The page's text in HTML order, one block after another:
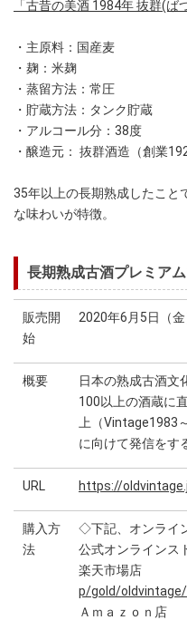
「古昔の美酒 1984年 抜群(
・主原料：国産麦
・麹：米麹
・蒸留方法：常圧
・貯蔵方法：タンク貯蔵
・アルコール分：38度
・醸造元： 抜群酒造（創業
35年以上の長期熟成したこと
な味わいが特徴。
長期熟成古酒プレミア
販売開
始
2020年6月5日（金
概要
日本の熟成古酒文
100以上の酒蔵に
上（Vintage1983
に向けて発信をす
URL https://
購入方
法
◇下記、オンライ
公式オンライ
楽天市
p/gold/oldvintage/
Ａｍａｚ